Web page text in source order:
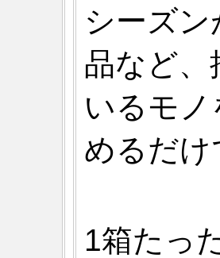
シーズ
品など
いるモ
めるだけ
1箱たっ